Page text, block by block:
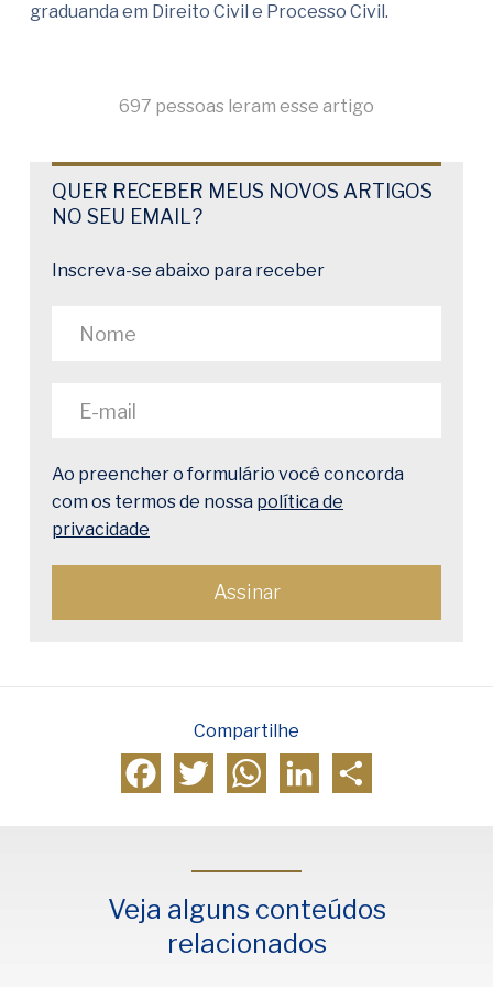
graduanda em Direito Civil e Processo Civil.
697 pessoas leram esse artigo
QUER RECEBER MEUS NOVOS ARTIGOS
NO SEU EMAIL?
Inscreva-se abaixo para receber
Ao preencher o formulário você concorda
com os termos de nossa política de
privacidade
Compartilhe
FacebookTwitter WhatsAppLinkedIn
Veja alguns conteúdos
relacionados